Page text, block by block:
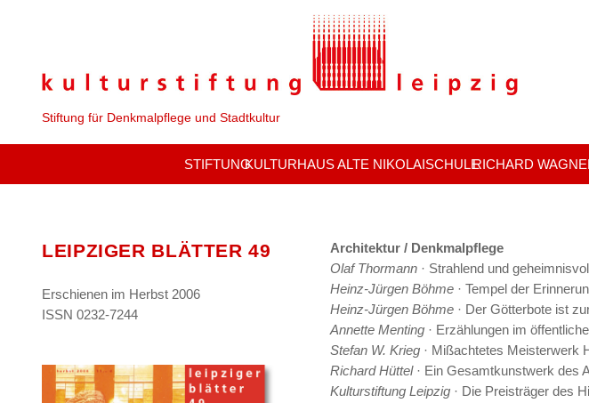
Stiftung für Denkmalpflege und Stadtkultur
STIFTUNGKULTURHAUS ALTE NIKOLAISCHULERICHARD
LEIPZIGER BLÄTTER 49
Erschienen im Herbst 2006
ISSN 0232-7244
Architektur / Denkmalpflege
Olaf Thormann· Strahlend und
Heinz-Jürgen Böhme· Tempel der
Heinz-Jürgen Böhme· Der Götterbote ist
Annette Menting· Erzählungen im
Stefan W. Krieg· Mißachtetes Meisterwerk
Richard Hüttel· Ein Gesamtkunstwerk des
Kulturstiftung Leipzig· Die Preisträger des